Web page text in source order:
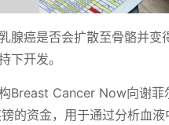
腺癌是否会扩散至骨骼并
下开发。
Breast Cancer Now向谢菲
的资金，用于通过分析血